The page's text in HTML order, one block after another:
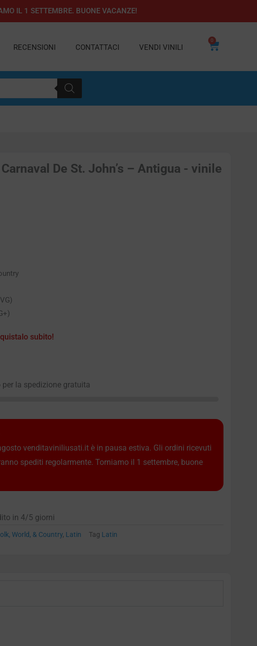
IL 1 SETTEMBRE. BUONE VACANZE!
RECENSIONI CONTATTACI VENDI VINILI
0
Carrello
De St. John’s – Antigua - vinile
subito!
per la spedizione gratuita
venditaviniliusati.it è in pausa estiva. Gli ordini ricevuti
spediti regolarmente. Torniamo il 1 settembre, buone
in 4/5 giorni
World, & Country, Latin Tag Latin